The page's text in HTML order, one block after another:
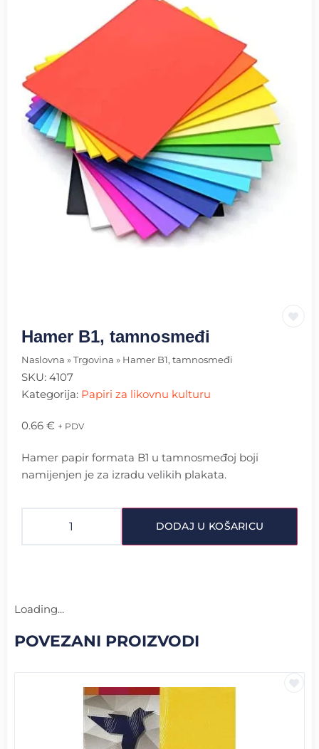
Hamer B1, tamnosmeđi
Naslovna » Trgovina » Hamer B1, tamnosmeđi
SKU: 4107
Kategorija: Papiri za likovnu kulturu
0.66 € + PDV
Hamer papir formata B1 u tamnosmeđoj boji
namijenjen je za izradu velikih plakata.
DODAJ U KOŠARICU
Loading...
POVEZANI PROIZVODI